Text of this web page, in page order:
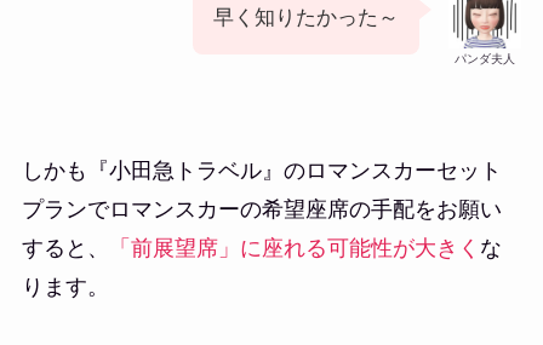
パンダ夫人
早く知りたかった～
しかも『小田急トラベル』のロマンスカーセット
プランでロマンスカーの希望座席の手配をお願い
すると、
「前展望席」に座れる可能性が大きく な
ります。